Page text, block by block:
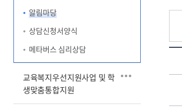
알림마당
상담신청서양식
메타버스 심리상담
교육복지우선지원사업 및 학
생맞춤통합지원